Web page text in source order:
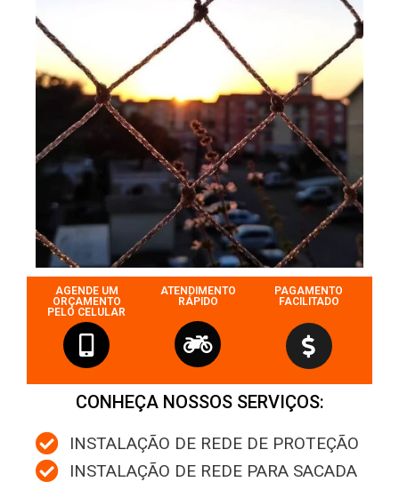
AGENDE UM
ORÇAMENTO
PELO CELULAR
ATENDIMENTO
RÁPIDO
PAGAMENTO
FACILITADO
CONHEÇA NOSSOS SERVIÇOS:
INSTALAÇÃO DE REDE DE PROTEÇÃO
INSTALAÇÃO DE REDE PARA SACADA